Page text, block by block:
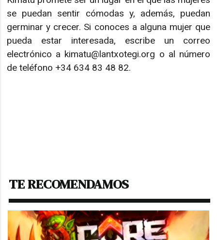
se puedan sentir cómodas y, además, puedan
germinar y crecer. Si conoces a alguna mujer que
pueda estar interesada, escribe un correo
electrónico a kimatu@lantxotegi.org o al número
de teléfono +34 634 83 48 82.
TE RECOMENDAMOS